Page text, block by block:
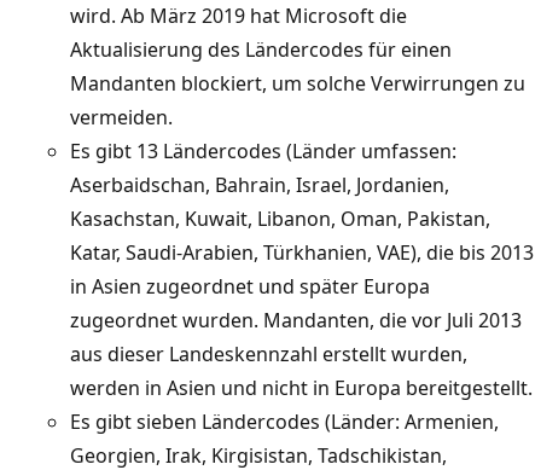
wird. Ab März 2019 hat Microsoft die
Aktualisierung des Ländercodes für einen
Mandanten blockiert, um solche Verwirrungen zu
vermeiden.
Es gibt 13 Ländercodes (Länder umfassen:
Aserbaidschan, Bahrain, Israel, Jordanien,
Kasachstan, Kuwait, Libanon, Oman, Pakistan,
Katar, Saudi-Arabien, Türkhanien, VAE), die bis 2013
in Asien zugeordnet und später Europa
zugeordnet wurden. Mandanten, die vor Juli 2013
aus dieser Landeskennzahl erstellt wurden,
werden in Asien und nicht in Europa bereitgestellt.
Es gibt sieben Ländercodes (Länder: Armenien,
Georgien, Irak, Kirgisistan, Tadschikistan,